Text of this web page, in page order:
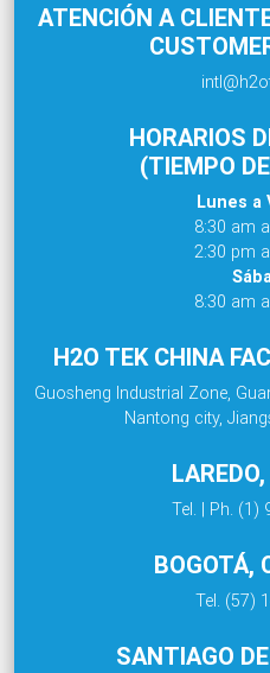
ATENCIÓN A
HORARIOS
(TIEMPO
Lunes a
8:30 am
2:30 pm
8:30 am
H2O TEK CHINA
Guosheng Industrial Zone,
Nantong city,
Tel. | Ph. (1)
BOGOTÁ,
Tel. (57)
SANTIAGO